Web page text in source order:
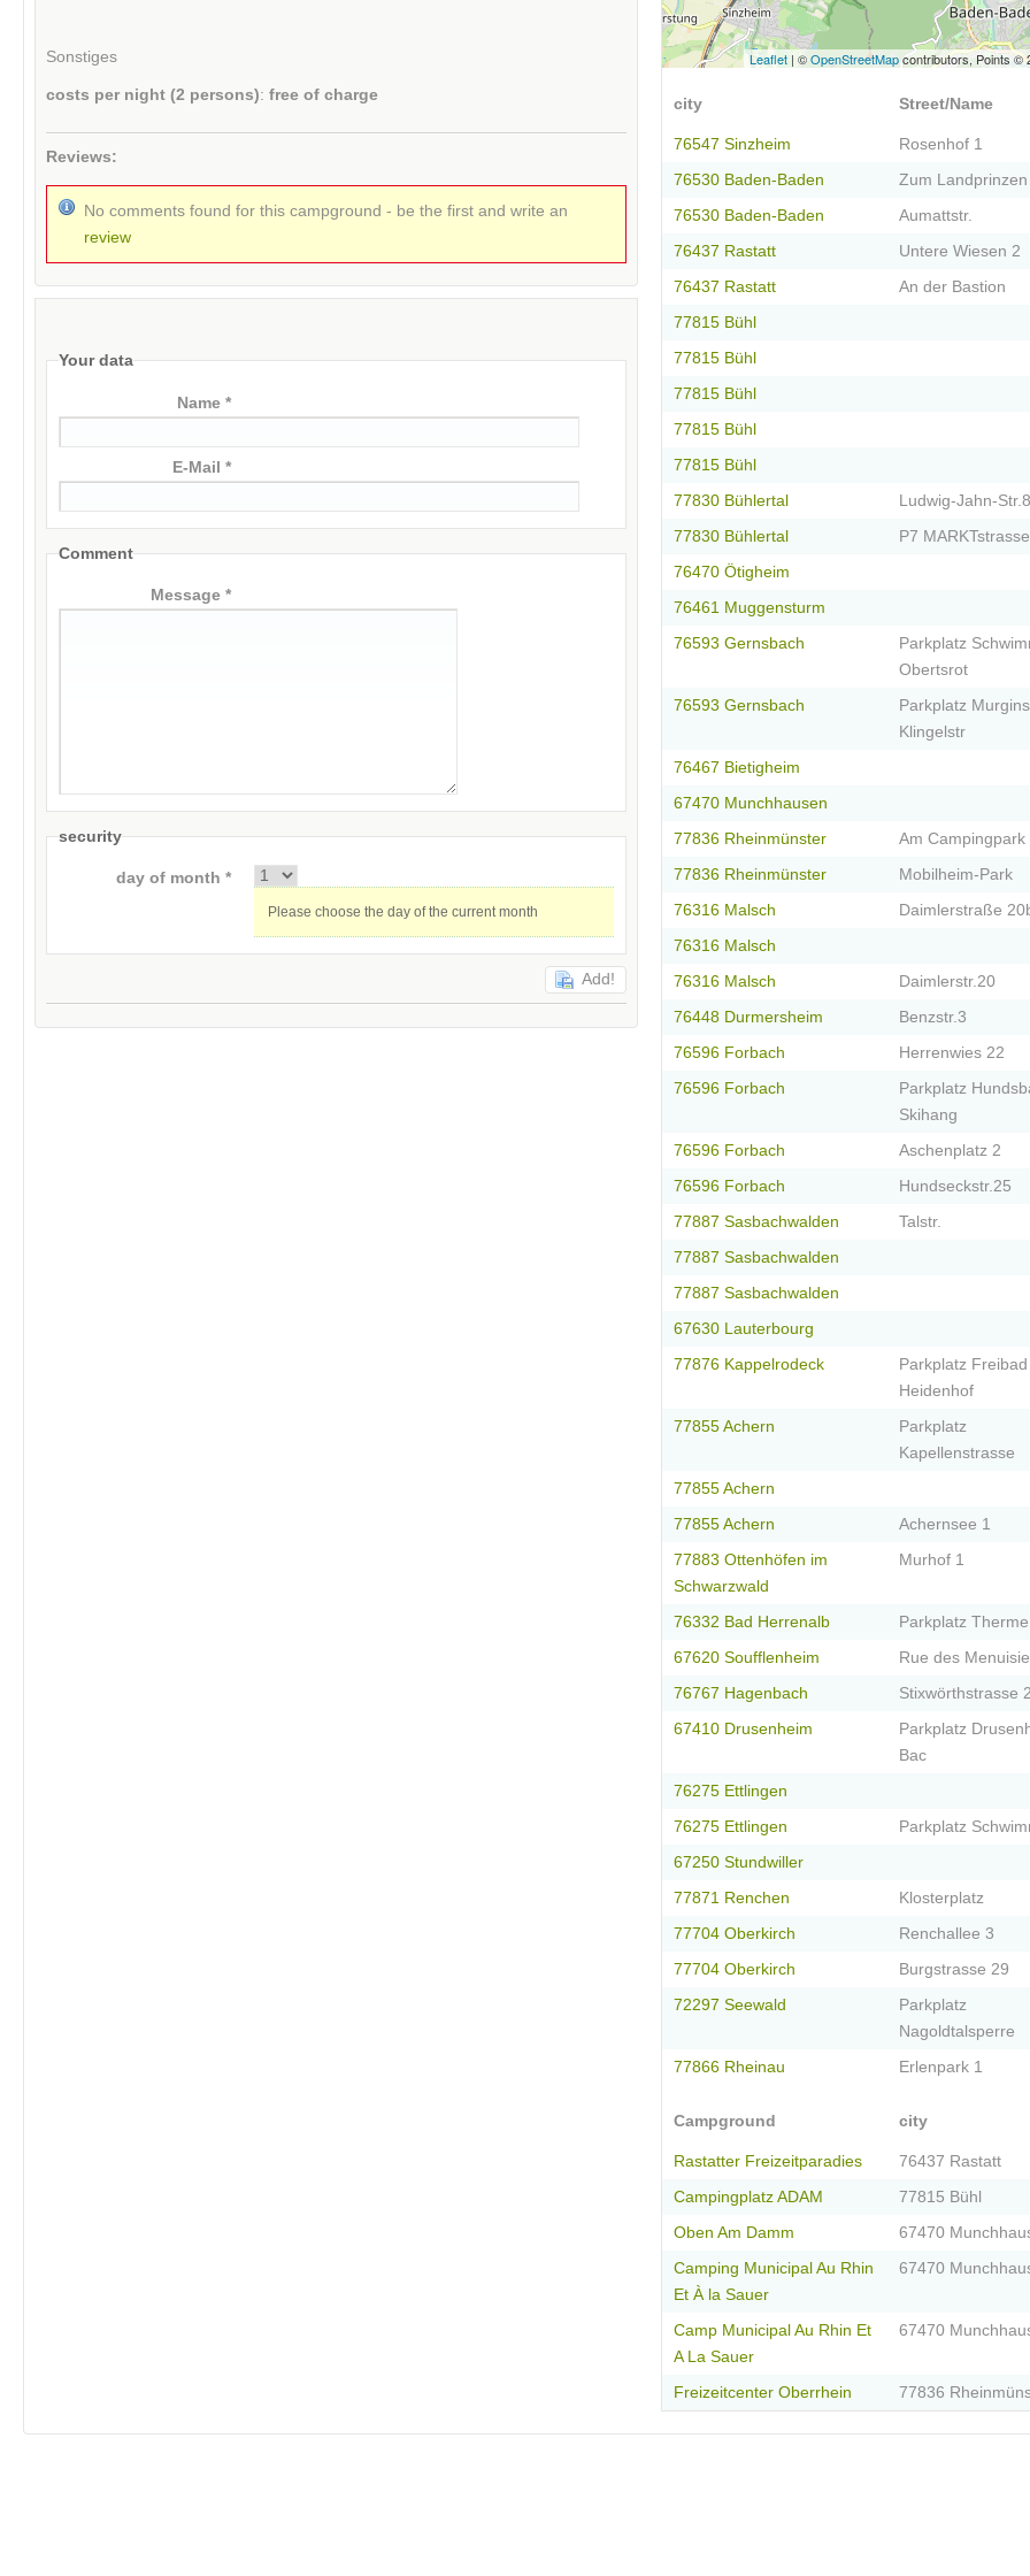
Sonstiges
costs per night (2 persons): free of charge
Reviews:
No comments found for this campground - be the first and write an
review
Your data
Name *
E-Mail *
Comment
Message *
security
day of month *
Please choose the day of the current month
Add!
Leaflet | ©OpenStreetMapcontributors, Points ©
city Street/Name
76547 Sinzheim Rosenhof 1
76530 Baden-Baden Zum Landprinzen
76530 Baden-Baden Aumattstr.
76437 Rastatt Untere Wiesen 2
76437 Rastatt An der Bastion
77815 Bühl
77815 Bühl
77815 Bühl
77815 Bühl
77815 Bühl
77830 Bühlertal Ludwig-Jahn-Str.8
77830 Bühlertal P7 MARKTstrasse
76470 Ötigheim
76461 Muggensturm
76593 Gernsbach
Parkplatz
Obertsrot
76593 Gernsbach
Parkplatz
Klingelstr
76467 Bietigheim
67470 Munchhausen
77836 Rheinmünster Am Campingpark
77836 Rheinmünster Mobilheim-Park
76316 Malsch Daimlerstraße
76316 Malsch
76316 Malsch Daimlerstr.20
76448 Durmersheim Benzstr.3
76596 Forbach Herrenwies 22
76596 Forbach
Parkplatz
Skihang
76596 Forbach Aschenplatz 2
76596 Forbach Hundseckstr.25
77887 Sasbachwalden Talstr.
77887 Sasbachwalden
77887 Sasbachwalden
67630 Lauterbourg
77876 Kappelrodeck
Parkplatz Freibad
Heidenhof
77855 Achern
Parkplatz
Kapellenstrasse
77855 Achern
77855 Achern Achernsee 1
77883 Ottenhöfen im
Schwarzwald
Murhof 1
76332 Bad Herrenalb Parkplatz
67620 Soufflenheim Rue des
76767 Hagenbach Stixwörthstrasse 2
67410 Drusenheim
Parkplatz
Bac
76275 Ettlingen
76275 Ettlingen Parkplatz
67250 Stundwiller
77871 Renchen Klosterplatz
77704 Oberkirch Renchallee 3
77704 Oberkirch Burgstrasse 29
72297 Seewald
Parkplatz
Nagoldtalsperre
77866 Rheinau Erlenpark 1
Campground city
Rastatter Freizeitparadies 76437 Rastatt
Campingplatz ADAM 77815 Bühl
Oben Am Damm 67470
Camping Municipal Au Rhin
Et À la Sauer
67470
Camp Municipal Au Rhin Et
A La Sauer
67470
Freizeitcenter Oberrhein 77836